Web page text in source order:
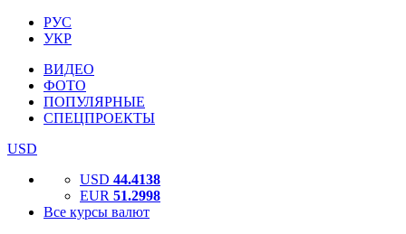
РУС
УКР
ВИДЕО
ФОТО
ПОПУЛЯРНЫЕ
СПЕЦПРОЕКТЫ
USD
USD 44.4138
EUR 51.2998
Все курсы валют